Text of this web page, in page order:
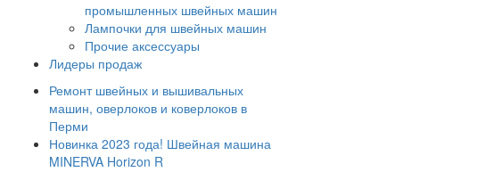
промышленных швейных машин
Лампочки для швейных машин
Прочие аксессуары
Лидеры продаж
Ремонт швейных и вышивальных
машин, оверлоков и коверлоков в
Перми
Новинка 2023 года! Швейная машина
MINERVA Horizon R